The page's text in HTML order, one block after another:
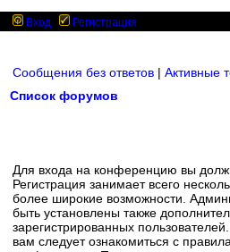
Вход Регистрация
Сообщения без ответов | Активные
Список форумов
Для входа на конференцию вы
Регистрация занимает всего
более широкие возможности.
быть установлены также
зарегистрированных
вам следует ознакомиться с